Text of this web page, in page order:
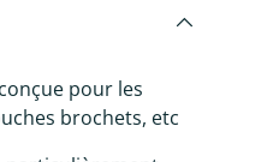
pour les
brochets, etc